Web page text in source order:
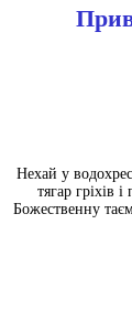
Нехай у
тягар гріхів
Божественну